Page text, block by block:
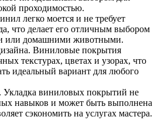
проходимостью.
легко моется и не требует
что делает его отличным выбором
или домашними животными.
Виниловые покрытия
текстурах, цветах и узорах, что
идеальный вариант для любого
Укладка виниловых покрытий не
навыков и может быть выполнена
сэкономить на услугах мастера.